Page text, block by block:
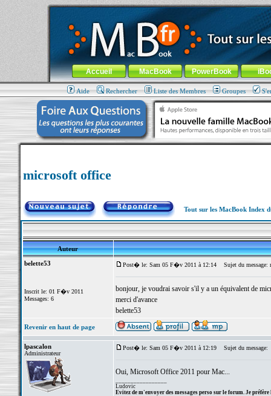
MacBook-fr.com : 100% Apple... 100% nomade !
Aller au contenu-Aller au menu général-Aller au menu de
Menu général
Accueil MacBook PowerBook
Aide Rechercher Liste des Membres Groupes
microsoft office
Tout sur les MacBook Index
Auteur
belette53
Inscrit le: 01 F�v 2011
Messages: 6
Post� le: Sam 05 F�v 2011 à 12:14 Sujet du message:
bonjour, je voudrai savoir s'il y a un équivalent de
merci d'avance
belette53
Revenir en haut de page
lpascalon
Administrateur
Post� le: Sam 05 F�v 2011 à 12:19 Sujet du message:
Oui, Microsoft Office 2011 pour Mac...
Ludovic
Evitez de m'envoyer des messages perso sur le forum. Je préfère